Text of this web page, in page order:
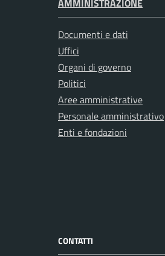
AMMINISTRAZIONE
Documenti e dati
Uffici
Organi di governo
Politici
Aree amministrative
Personale amministrativo
Enti e fondazioni
CONTATTI